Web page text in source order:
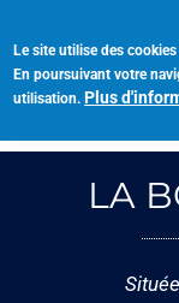
Le site utilise des
En poursuivant votre
utilisation. Plus
contenu
principal
LA